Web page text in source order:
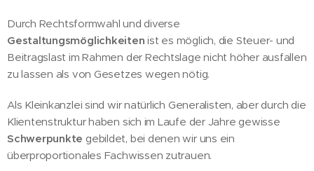
Durch Rechtsformwahl und diverse
Gestaltungsmöglichkeiten ist es möglich, die Steuer- und
Beitragslast im Rahmen der Rechtslage nicht höher ausfallen
zu lassen als von Gesetzes wegen nötig.
Als Kleinkanzlei sind wir natürlich Generalisten, aber durch die
Klientenstruktur haben sich im Laufe der Jahre gewisse
Schwerpunkte gebildet, bei denen wir uns ein
überproportionales Fachwissen zutrauen.